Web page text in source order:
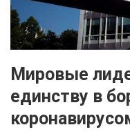
Мировые
единству в